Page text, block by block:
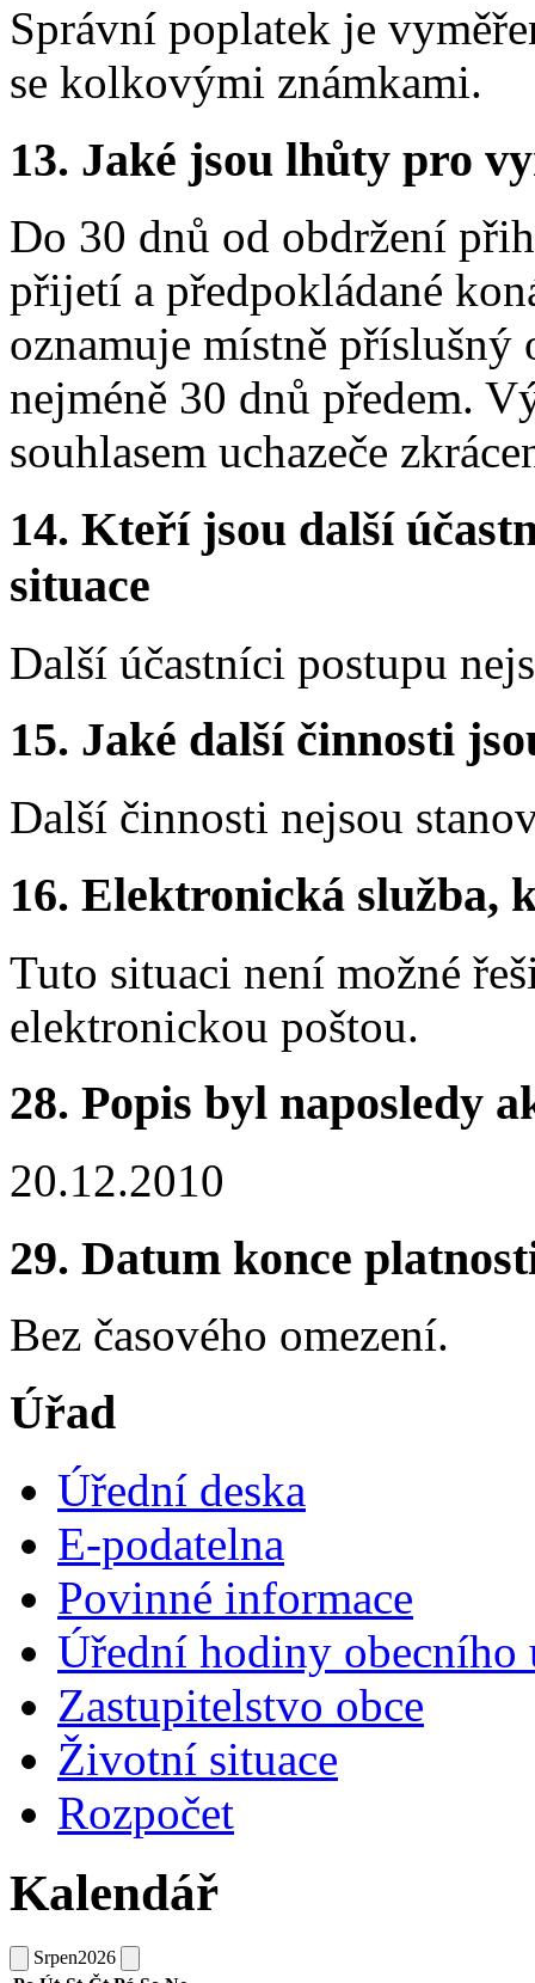
Správní poplatek je
se kolkovými známkami.
13. Jaké jsou lhůty pro
Do 30 dnů od obdržení
přijetí a předpokládané
oznamuje místně
nejméně 30 dnů předem.
souhlasem uchazeče
14. Kteří jsou další
situace
Další účastníci postupu
15. Jaké další činnosti
Další činnosti nejsou
16. Elektronická služba,
Tuto situaci není možné
elektronickou poštou.
28. Popis byl naposledy
20.12.2010
29. Datum konce
Bez časového omezení.
Úřad
Úřední deska
E-podatelna
Povinné informace
Úřední hodiny obecního
Zastupitelstvo obce
Životní situace
Rozpočet
Kalendář
Srpen2026